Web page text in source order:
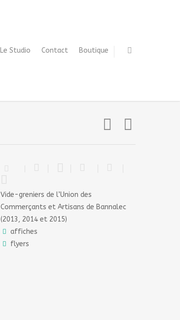
Le Studio Contact Boutique
Vide-greniers de l’Union des
Commerçants et Artisans de Bannalec
(2013, 2014 et 2015)
affiches
flyers